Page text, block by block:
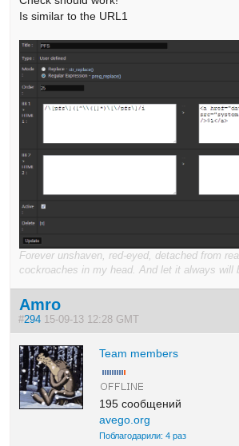
Is similar to the URL1
Forever unshaven, red-eyed, detached from
cockroaches in my head. And let it always will
Amro
#294 15-09-13 12:28 GMT
Team members
195 сообщений
avego.org
Поблагодарили: 4 раз